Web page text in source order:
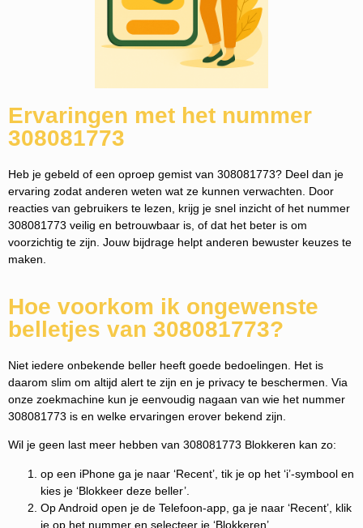
Ervaringen met het nummer
308081773
Heb je gebeld of een oproep gemist van 308081773? Deel dan je
ervaring zodat anderen weten wat ze kunnen verwachten. Door
reacties van gebruikers te lezen, krijg je snel inzicht of het nummer
308081773 veilig en betrouwbaar is, of dat het beter is om
voorzichtig te zijn. Jouw bijdrage helpt anderen bewuster keuzes te
maken.
Hoe voorkom ik ongewenste
belletjes van 308081773?
Niet iedere onbekende beller heeft goede bedoelingen. Het is
daarom slim om altijd alert te zijn en je privacy te beschermen. Via
onze zoekmachine kun je eenvoudig nagaan van wie het nummer
308081773 is en welke ervaringen erover bekend zijn.
Wil je geen last meer hebben van 308081773 Blokkeren kan zo:
op een iPhone ga je naar ‘Recent’, tik je op het ‘i’-symbool en
kies je ‘Blokkeer deze beller’.
Op Android open je de Telefoon-app, ga je naar ‘Recent’, klik
je op het nummer en selecteer je ‘Blokkeren’.